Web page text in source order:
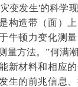
变发生'的科学
构造带（面）
牛顿力变化测
量方法。”何满
新材料和相应
生的前兆信息